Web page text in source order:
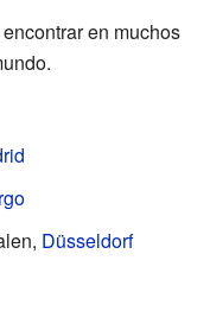
en muchos
Düsseldorf